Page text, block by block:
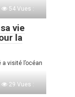
54 Vues :
vie
la
visité l’océan
29 Vues :